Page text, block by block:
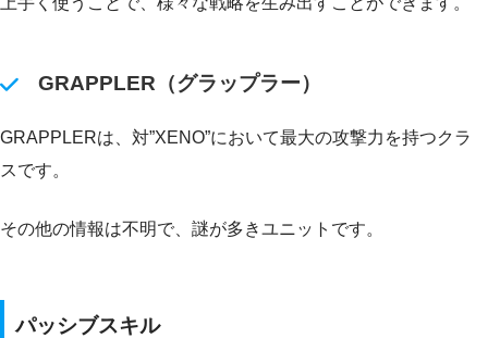
GRAPPLER（グラップラー）
GRAPPLERは、対”XENO”において最大の攻撃力を持つクラ
スです。
その他の情報は不明で、謎が多きユニットです。
パッシブスキル